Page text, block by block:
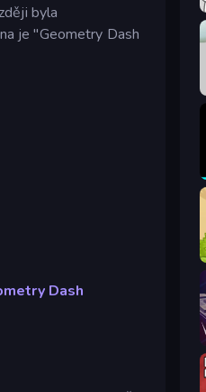
byla
je "Geometry Dash
Dash